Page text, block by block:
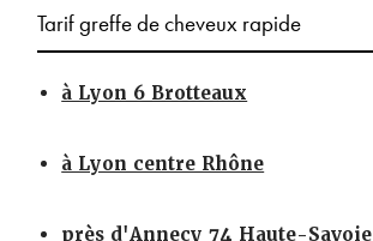
Tarif greffe de cheveux rapide
à Lyon 6 Brotteaux
à Lyon centre Rhône
près d'Annecy 74 Haute-Savoie